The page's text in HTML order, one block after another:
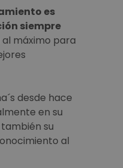
es
siempre
al máximo para
desde hace
en su
su
al